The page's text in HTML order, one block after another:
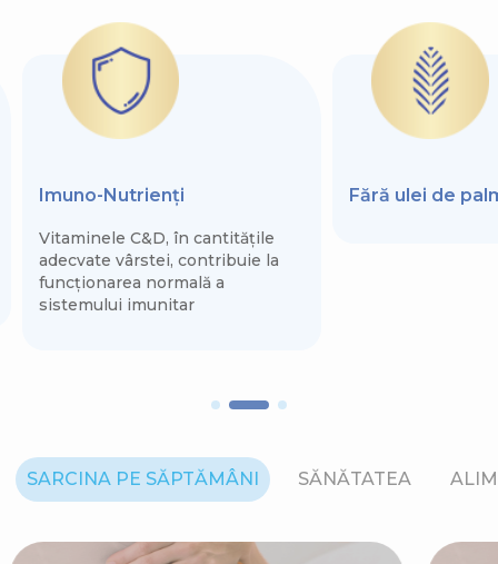
Imuno-Nutrienți
Vitaminele C&D, în cantitățile
adecvate vârstei, contribuie la
funcționarea normală a
sistemului imunitar
Fără ulei de
SARCINA PE SĂPTĂMÂNI SĂNĂTATEA